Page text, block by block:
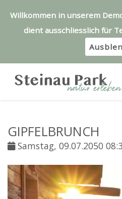
Willkommen in unserem
dient ausschliesslich für
GIPFELBRUNCH
Samstag, 09.07.2050